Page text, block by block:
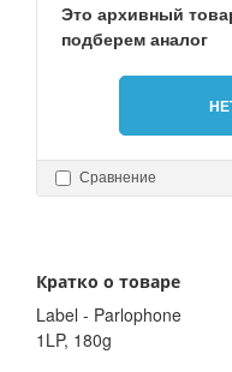
Это архивный
подберем аналог
Сравнение
Кратко о товаре
Label - Parlophone
1LP, 180g